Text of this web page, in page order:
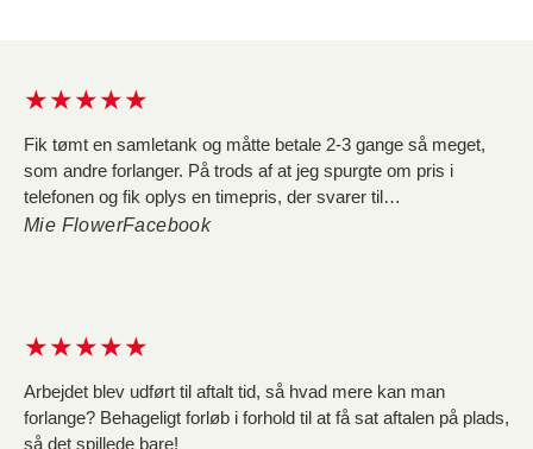
★★★★★
Fik tømt en samletank og måtte betale 2-3 gange så meget,
som andre forlanger. På trods af at jeg spurgte om pris i
telefonen og fik oplys en timepris, der svarer til
konkurrenternes, så løb regningen op i 4236 kr. Dels fordi de
vide, at de vil undersøge det og ringe tilbage, hvilket de ikke
Mie FlowerFacebook
★★★★★
Arbejdet blev udført til aftalt tid, så hvad mere kan man
forlange? Behageligt forløb i forhold til at få sat aftalen på plads,
så det spillede bare!